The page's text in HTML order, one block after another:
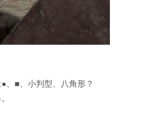
、■、小判型、八角形？